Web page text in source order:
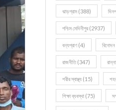
ঝাড়গ্রাম (388)
পশ্চিম মেদিনীপুর (2937)
বন্যপ্রাণ (4) বিনোদন
রাজনীতি(347)
শরীর স্বাস্থ্য (15)
শিক্ষা ব্যবস্থা (75)